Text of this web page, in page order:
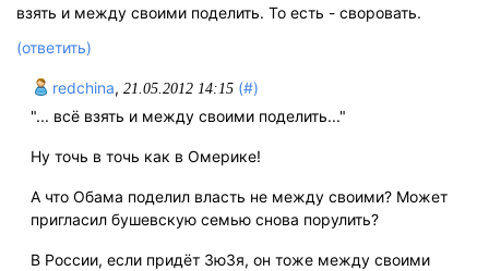
взять и между своими поделить. То есть - своровать.
(ответить)
redchina, 21.05.2012 14:15 (#)
"... всё взять и между своими поделить..."
Ну точь в точь как в Омерике!
А что Обама поделил власть не между своими? Может
пригласил бушевскую семью снова порулить?
В России, если придёт ЗюЗя, он тоже между своими